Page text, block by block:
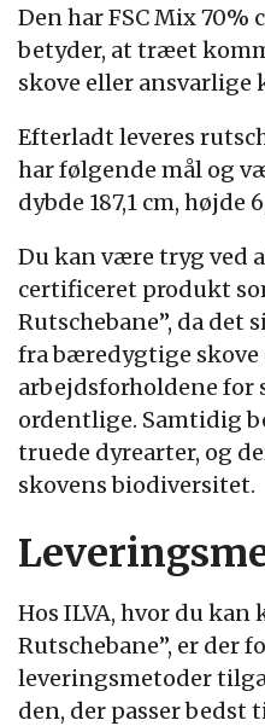
Den har FSC Mix
betyder, at træet
skove eller ansvarlige
Efterladt leveres
har følgende mål og
dybde 187,1 cm, højde
Du kan være tryg ved
certificeret produkt
Rutschebane”, da
fra bæredygtige skove
arbejdsforholdene for
ordentlige. Samtidig
truede dyrearter, og
skovens biodiversitet.
Hos ILVA, hvor du kan
Rutschebane”, er der
leveringsmetoder
den, der passer